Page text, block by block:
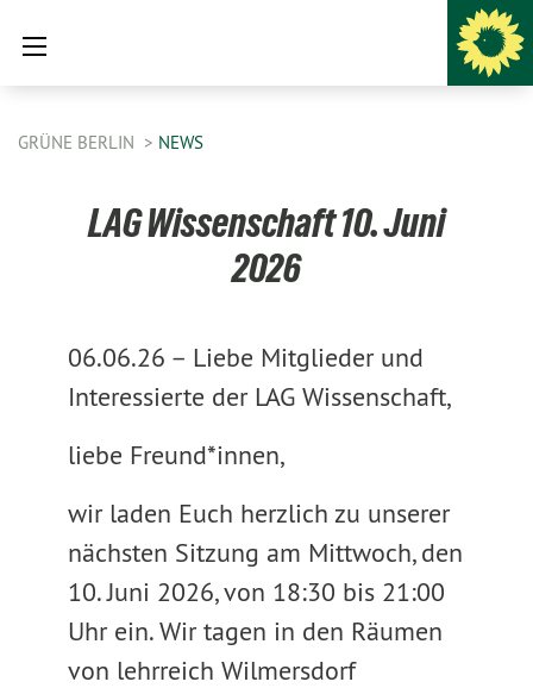
GRÜNE BERLIN NEWS
LAG Wissenschaft 10. Juni
2026
06.06.26 – Liebe Mitglieder und
Interessierte der LAG Wissenschaft,
liebe Freund*innen,
wir laden Euch herzlich zu unserer
nächsten Sitzung am Mittwoch, den
10. Juni 2026, von 18:30 bis 21:00
Uhr ein. Wir tagen in den Räumen
von lehrreich Wilmersdorf